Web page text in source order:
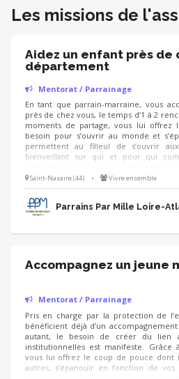
Les missions de
Aidez un enfant près de
département
Mentorat / Parrainage
En tant que parrain-marraine, vous
près de chez vous, le temps d’1 à 2
moments de partage, vous lui
besoin pour s’ouvrir au monde et
permettent au filleul de s’ouvrir
bienveillant sur qui et pour qui
sport, bricolages, balades...) en
institutionnel dans lequel il évolue. Le
de bénévoles solidaire et
événements de l’association (pique-
Saint-Nazaire (44) • Vivre ensemble
Parrains Par Mille Loire-
Accompagnez un jeune
Mentorat / Parrainage
Pris en charge par la protection de
bénéficient déjà d’un
autant, le besoin de créer du lien
institutionnelles est manifeste. Grâce
vous lui offrez le coup de pouce dont
autres, s’épanouir en fonction de